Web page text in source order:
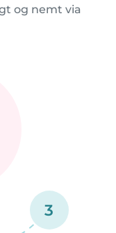
og nemt via
3